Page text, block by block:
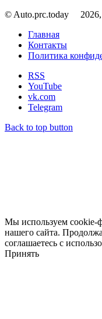
© Auto.prc.today
Главная
Контакты
Политика
RSS
YouTube
vk.com
Telegram
Back to top button
Мы используем cookie-
нашего сайта.
соглашаетесь с
Принять